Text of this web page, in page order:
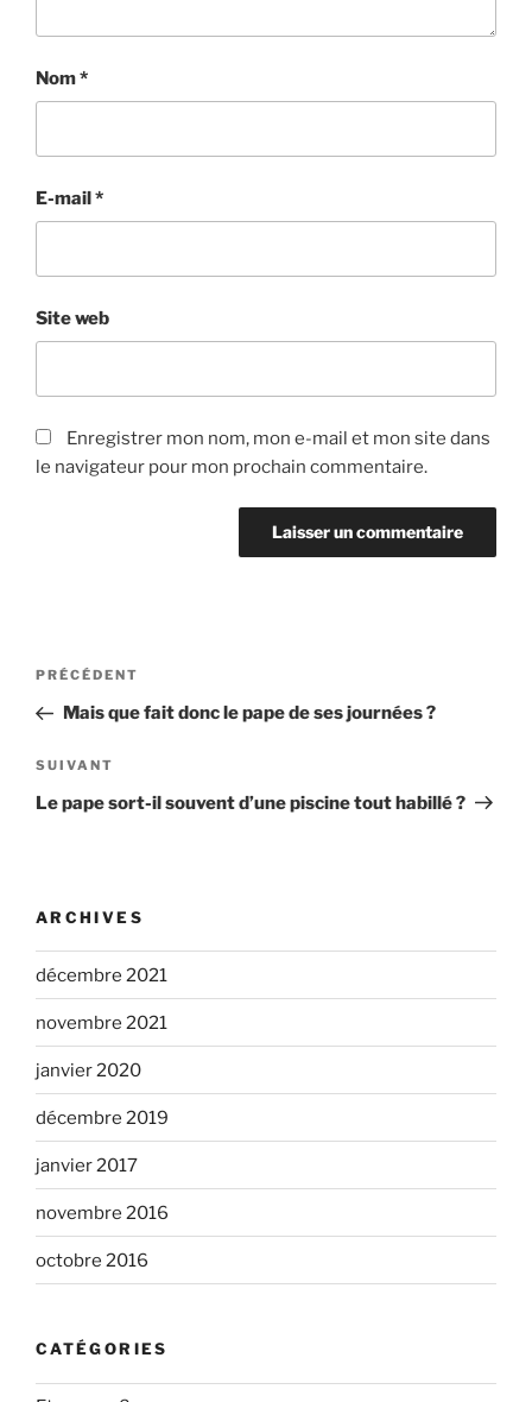
Nom*
E-mail*
Site web
Enregistrer mon nom, mon e-mail et mon site dans
le navigateur pour mon prochain commentaire.
Navigation
l’article
Article
précédent
PRÉCÉDENT
Mais que fait donc le pape de ses journées ?
Article
suivant
SUIVANT
Le pape sort-il souvent d’une piscine tout habillé ?
ARCHIVES
décembre 2021
novembre 2021
janvier 2020
décembre 2019
janvier 2017
novembre 2016
octobre 2016
CATÉGORIES